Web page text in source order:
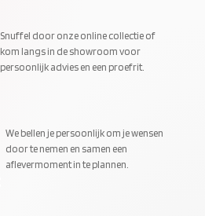
Snuffel door onze online collectie of
kom langs in de showroom voor
persoonlijk advies en een proefrit.
We bellen je persoonlijk om je wensen
door te nemen en samen een
aflevermoment in te plannen.